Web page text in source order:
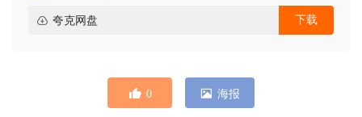
夸克网盘 下载
0 海报